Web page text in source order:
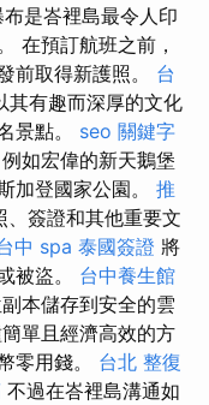
布是峇裡島最令人印
在預訂航班之前，
前取得新護照。 台
其有趣而深厚的文化
景點。 seo 關鍵字
如宏偉的新天鵝堡
加登國家公園。 推
簽證和其他重要文
中 spa 泰國簽證 將
被盜。 台中養生館
本儲存到安全的雲
單且經濟高效的方
零用錢。 台北 整復
不過在峇裡島溝通如